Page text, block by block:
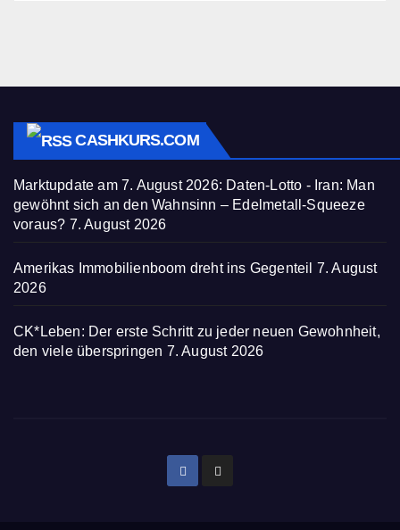
CASHKURS.COM
Marktupdate am 7. August 2026: Daten-Lotto - Iran: Man
gewöhnt sich an den Wahnsinn – Edelmetall-Squeeze
voraus? 7. August 2026
Amerikas Immobilienboom dreht ins Gegenteil 7. August
2026
CK*Leben: Der erste Schritt zu jeder neuen Gewohnheit,
den viele überspringen 7. August 2026